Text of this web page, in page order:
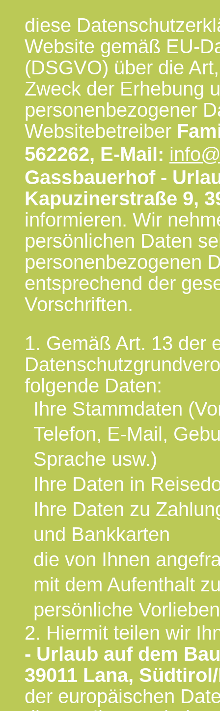
diese
Website gemäß EU-
(DSGVO) über die
Zweck der Erhebung
personenbezogener
Websitebetreiber
562262, E-Mail:
Gassbauerhof -
Kapuzinerstraße 9,
informieren. Wir
persönlichen Daten
personenbezogenen
entsprechend der
Vorschriften.
1. Gemäß Art. 13 der
folgende Daten:
Ihre Stammdaten
Telefon, E-Mail,
Sprache usw.)
Ihre Daten in
Ihre Daten zu
und Bankkarten
die von Ihnen
mit dem Aufenthalt
persönliche
2. Hiermit teilen wir
- Urlaub auf dem
39011 Lana,
der europäischen